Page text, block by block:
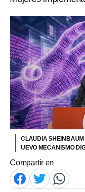
CLAUDIA
UEVO MECANISMO
Compartir en